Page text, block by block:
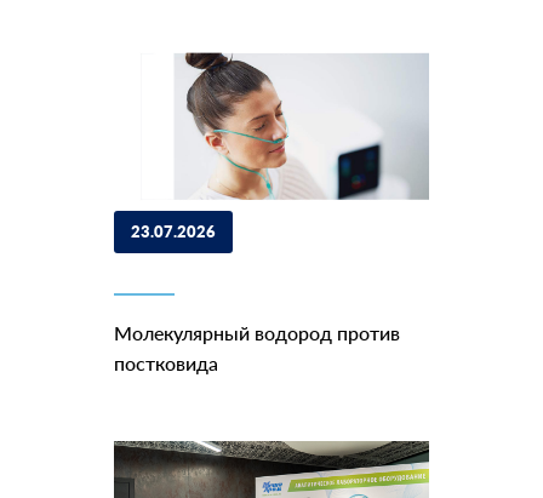
23.07.2026
Молекулярный водород против
постковида